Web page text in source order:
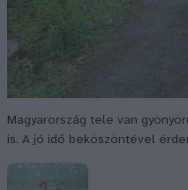
Magyarország tele van
is. A jó idő beköszöntével